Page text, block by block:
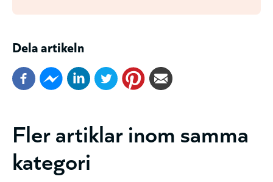
Dela artikeln
Fler artiklar inom samma
kategori